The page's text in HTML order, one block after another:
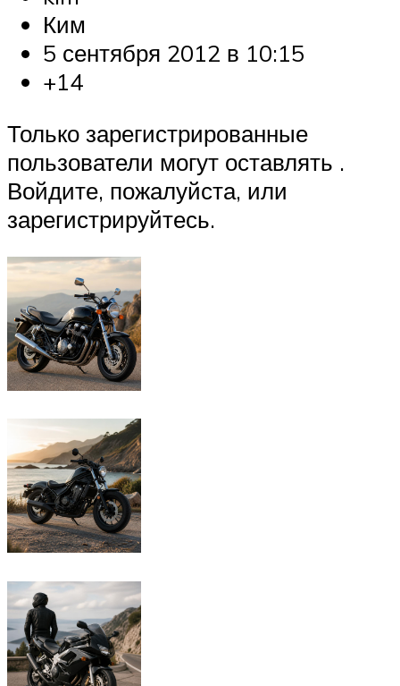
Ким
5 сентября 2012 в 10:15
+14
Только зарегистрированные
пользователи могут оставлять .
Войдите, пожалуйста, или
зарегистрируйтесь.